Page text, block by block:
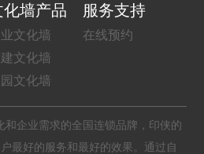
化墙产品
文化墙
文化墙
文化墙
服务支持
在线预约
和企业需求的全国连锁品牌，印侠的
最好的服务和最好的效果。通过自